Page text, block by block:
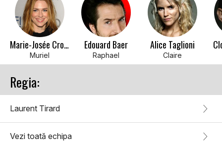
Marie-Josée Croze
Muriel
Edouard Baer
Raphael
Alice Taglioni
Claire
Regia:
Laurent Tirard
Vezi toată echipa